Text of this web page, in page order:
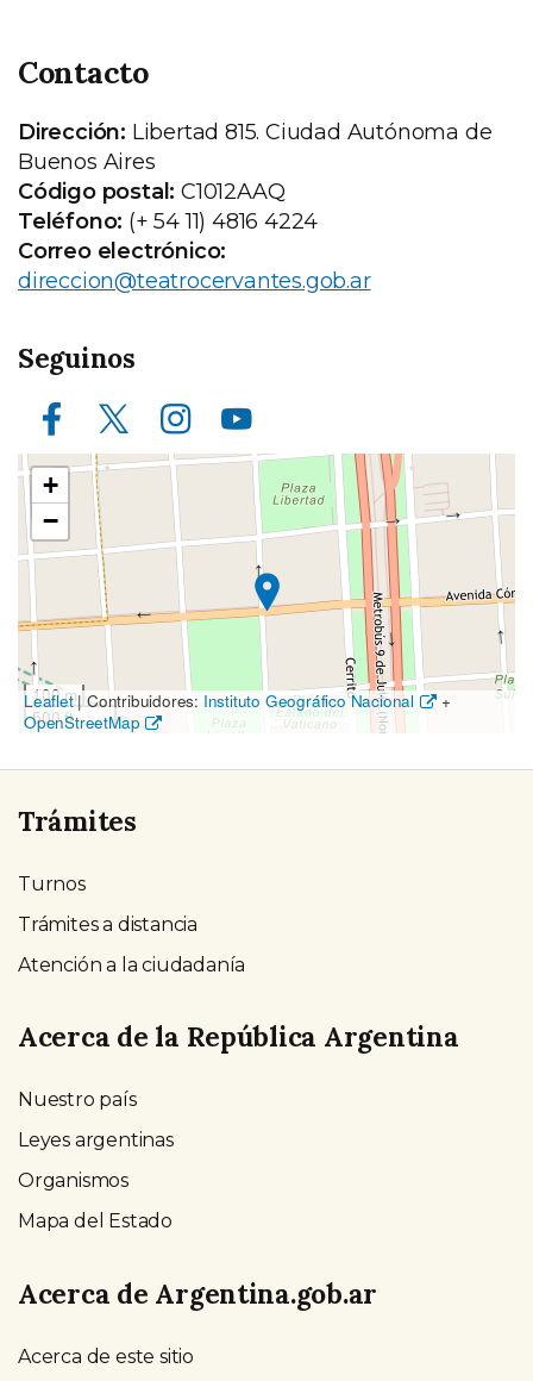
Contacto
Dirección: Libertad 815. Ciudad Autónoma de
Buenos Aires
Código postal: C1012AAQ
Teléfono: (+ 54 11) 4816 4224
Correo electrónico:
direccion@teatrocervantes.gob.ar
Seguinos
Facebook X (ex Twitter) Instagram
Ubicación
en
el
mapa
+
−
100 m
500 ft
Leaflet |Contribuidores: Instituto Geográfico Nacional
+
OpenStreetMap
Trámites
Turnos
Trámites a distancia
Atención a la ciudadanía
Acerca de la República Argentina
Nuestro país
Leyes argentinas
Organismos
Mapa del Estado
Acerca de Argentina.gob.ar
Acerca de este sitio